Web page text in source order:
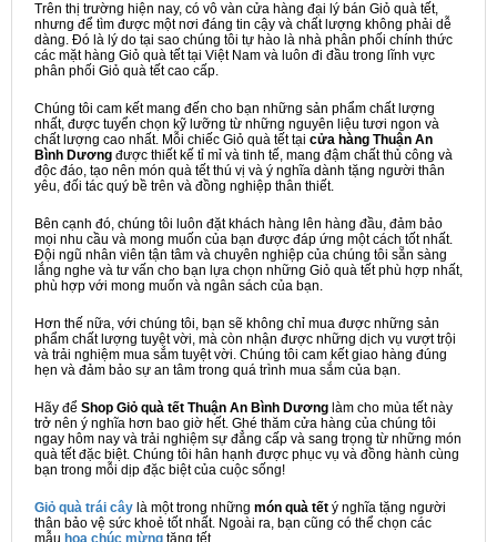
Trên thị trường hiện nay, có vô vàn cửa hàng đại lý bán Giỏ quà tết,
nhưng để tìm được một nơi đáng tin cậy và chất lượng không phải dễ
dàng. Đó là lý do tại sao chúng tôi tự hào là nhà phân phối chính thức
các mặt hàng Giỏ quà tết tại Việt Nam và luôn đi đầu trong lĩnh vực
phân phối Giỏ quà tết cao cấp.
Chúng tôi cam kết mang đến cho bạn những sản phẩm chất lượng
nhất, được tuyển chọn kỹ lưỡng từ những nguyên liệu tươi ngon và
chất lượng cao nhất. Mỗi chiếc Giỏ quà tết tại cửa hàng Thuận An
Bình Dương được thiết kế tỉ mỉ và tinh tế, mang đậm chất thủ công và
độc đáo, tạo nên món quà tết thú vị và ý nghĩa dành tặng người thân
yêu, đối tác quý bề trên và đồng nghiệp thân thiết.
Bên cạnh đó, chúng tôi luôn đặt khách hàng lên hàng đầu, đảm bảo
mọi nhu cầu và mong muốn của bạn được đáp ứng một cách tốt nhất.
Đội ngũ nhân viên tận tâm và chuyên nghiệp của chúng tôi sẵn sàng
lắng nghe và tư vấn cho bạn lựa chọn những Giỏ quà tết phù hợp nhất,
phù hợp với mong muốn và ngân sách của bạn.
Hơn thế nữa, với chúng tôi, bạn sẽ không chỉ mua được những sản
phẩm chất lượng tuyệt vời, mà còn nhận được những dịch vụ vượt trội
và trải nghiệm mua sắm tuyệt vời. Chúng tôi cam kết giao hàng đúng
hẹn và đảm bảo sự an tâm trong quá trình mua sắm của bạn.
Hãy để Shop Giỏ quà tết Thuận An Bình Dương làm cho mùa tết này
trở nên ý nghĩa hơn bao giờ hết. Ghé thăm cửa hàng của chúng tôi
ngay hôm nay và trải nghiệm sự đẳng cấp và sang trọng từ những món
quà tết đặc biệt. Chúng tôi hân hạnh được phục vụ và đồng hành cùng
bạn trong mỗi dịp đặc biệt của cuộc sống!
Giỏ quà trái cây là một trong những món quà tết ý nghĩa tặng người
thân bảo vệ sức khoẻ tốt nhất. Ngoài ra, bạn cũng có thể chọn các
mẫu hoa chúc mừng tặng tết